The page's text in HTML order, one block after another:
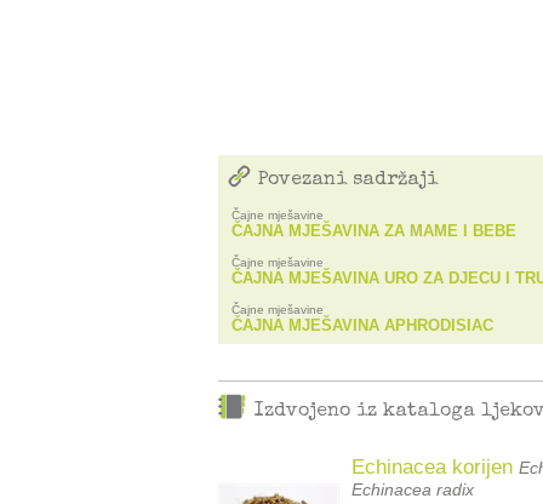
Povezani sadržaji
Čajne mješavine
ČAJNA MJEŠAVINA ZA MAME I BEBE
Čajne mješavine
ČAJNA MJEŠAVINA URO ZA DJECU I
Čajne mješavine
ČAJNA MJEŠAVINA APHRODISIAC
Izdvojeno iz kataloga
Echinacea korijen
Echinacea radix